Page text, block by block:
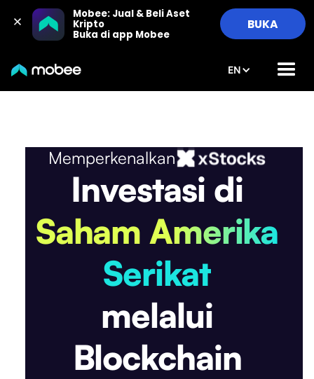
Mobee: Jual & Beli Aset
Kripto
Buka di app Mobee
BUKA
EN
Memperkenalkan
Investasi di
Saham Amerika
Serikat
melalui
Blockchain